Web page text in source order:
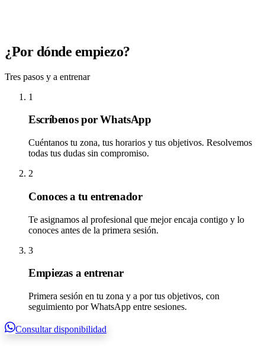
¿Por dónde empiezo?
Tres pasos y a entrenar
1
Escríbenos por WhatsApp
Cuéntanos tu zona, tus horarios y tus objetivos. Resolvemos
todas tus dudas sin compromiso.
2
Conoces a tu entrenador
Te asignamos al profesional que mejor encaja contigo y lo
conoces antes de la primera sesión.
3
Empiezas a entrenar
Primera sesión en tu zona y a por tus objetivos, con
seguimiento por WhatsApp entre sesiones.
Consultar disponibilidad